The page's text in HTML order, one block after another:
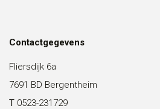
Contactgegevens
Fliersdijk 6a
7691 BD Bergentheim
T 0523-231729